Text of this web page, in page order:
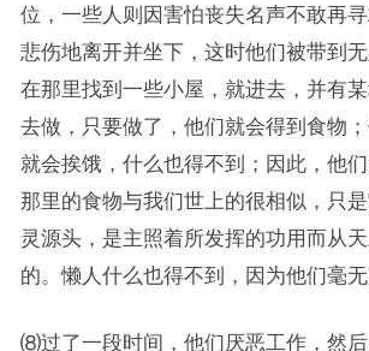
位，一些人则因害怕丧失名声不敢再
悲伤地离开并坐下，这时他们被带到无
在那里找到一些小屋，就进去，并有
去做，只要做了，他们就会得到食物；
就会挨饿，什么也得不到；因此，他们
那里的食物与我们世上的很相似，只
灵源头，是主照着所发挥的功用而从
的。懒人什么也得不到，因为他们毫无
⑻过了一段时间，他们厌恶工作，然